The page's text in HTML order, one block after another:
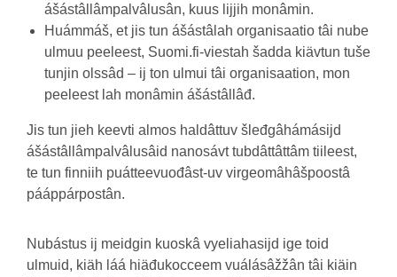
ášástâllâmpalvâlusân, kuus lijjih monâmin.
Huámmáš, et jis tun ášástâlah organisaatio tâi nube
ulmuu peeleest, Suomi.fi-viestah šadda kiävtun tuše
tunjin olssâd – ij ton ulmui tâi organisaation, mon
peeleest lah monâmin ášástâllâđ.
Jis tun jieh keevti almos haldâttuv šleđgâhámásijd
ášástâllâmpalvâlusâid nanosávt tubdâttâttâm tiileest,
te tun finniih puátteevuođâst-uv virgeomâhâšpoostâ
pááppárpostân.
Nubástus ij meidgin kuoskâ vyeliahasijd ige toid
ulmuid, kiäh láá hiäđukocceem vuálásâžžân tâi kiäin